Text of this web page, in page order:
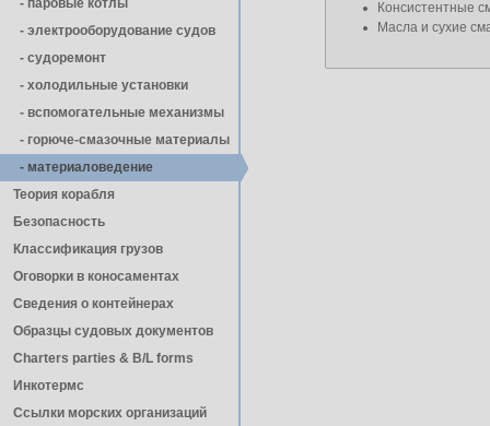
- паровые котлы
- электрооборудование судов
- cудоремонт
- холодильные установки
- вспомогательные механизмы
- горюче-смазочные материалы
- материаловедение
Теория корабля
Безопасность
Классификация грузов
Оговорки в коносаментах
Сведения о контейнерах
Образцы судовых документов
Charters parties & B/L forms
Инкотермс
Ссылки морских организаций
Консистентные
Масла и сухие